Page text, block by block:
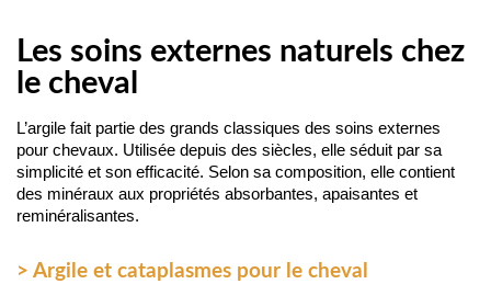
Les soins externes naturels chez
le cheval
L’argile fait partie des grands classiques des soins externes
pour chevaux. Utilisée depuis des siècles, elle séduit par sa
simplicité et son efficacité. Selon sa composition, elle contient
des minéraux aux propriétés absorbantes, apaisantes et
reminéralisantes.
> Argile et cataplasmes pour le cheval